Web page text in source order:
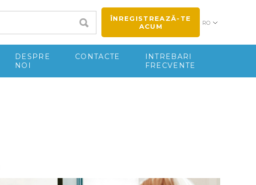
ÎNREGISTREAZĂ-TE
ACUM
RO
DESPRE
NOI
CONTACTE
INTREBARI
FRECVENTE